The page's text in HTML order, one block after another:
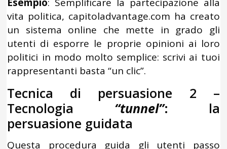
vita politica, capitoladvantage.com ha creato
un sistema online che mette in grado gli
utenti di esporre le proprie opinioni ai loro
politici in modo molto semplice: scrivi ai tuoi
rappresentanti basta “un clic”.
Tecnica di persuasione 2 –
Tecnologia “tunnel”: la
persuasione guidata
Questa procedura guida gli utenti passo